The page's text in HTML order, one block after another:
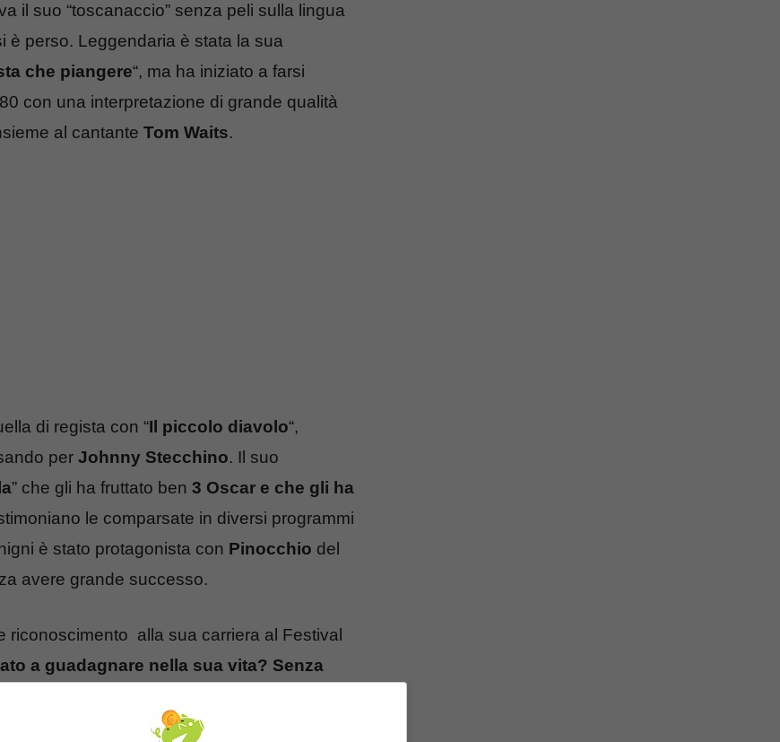
il suo “toscanaccio” senza peli sulla lingua
è perso. Leggendaria è stata la sua
che piangere“, ma ha iniziato a farsi
con una interpretazione di grande qualità
al cantante Tom Waits.
di regista con “Il piccolo diavolo“,
per Johnny Stecchino. Il suo
” che gli ha fruttato ben 3 Oscar e che gli ha
le comparsate in diversi programmi
è stato protagonista con Pinocchio del
avere grande successo.
alla sua carriera al Festival
a guadagnare nella sua vita? Senza
i compensi che riceve.